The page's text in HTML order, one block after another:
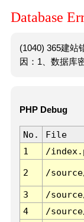
Database
(1040) 365建站
因：1、数据库
PHP Debug
No. File
1
/
2 /
3 /
4
/